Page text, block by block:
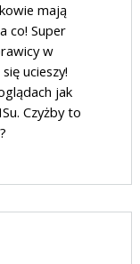
mają
co! Super
w
ucieszy!
jak
Czyżby to